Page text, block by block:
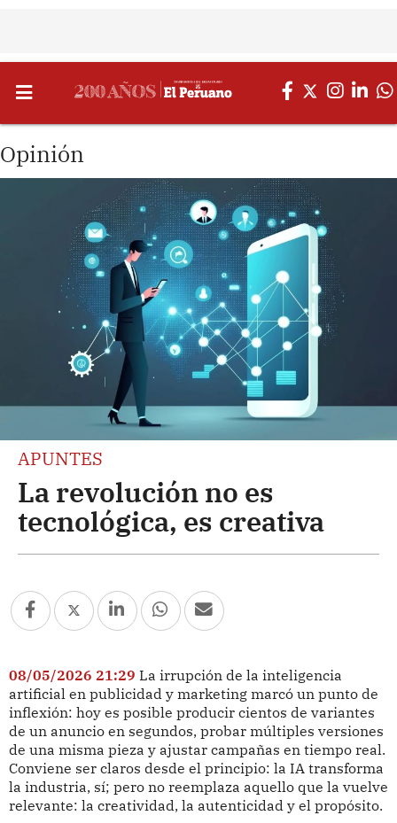
Opinión
APUNTES
La revolución no es
tecnológica, es creativa
08/05/2026 21:29 La irrupción de la inteligencia
artificial en publicidad y marketing marcó un punto de
inflexión: hoy es posible producir cientos de variantes
de un anuncio en segundos, probar múltiples versiones
de una misma pieza y ajustar campañas en tiempo real.
Conviene ser claros desde el principio: la IA transforma
la industria, sí; pero no reemplaza aquello que la vuelve
relevante: la creatividad, la autenticidad y el propósito.